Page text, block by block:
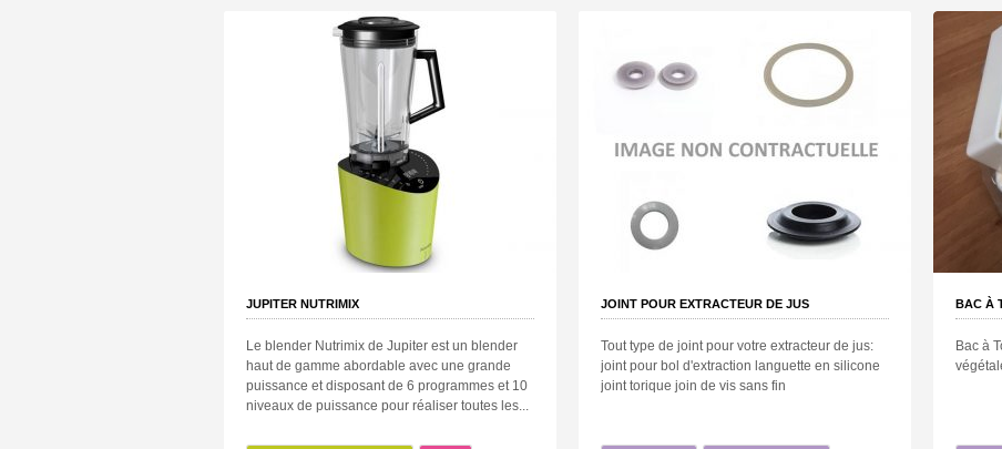
JUPITER NUTRIMIX
Le blender Nutrimix de Jupiter est un blender
haut de gamme abordable avec une grande
puissance et disposant de 6 programmes et 10
niveaux de puissance pour réaliser toutes les...
JOINT POUR EXTRACTEUR DE JUS
Tout type de joint pour votre extracteur de jus:
joint pour bol d'extraction languette en silicone
joint torique join de vis sans fin
BAC À
Bac à